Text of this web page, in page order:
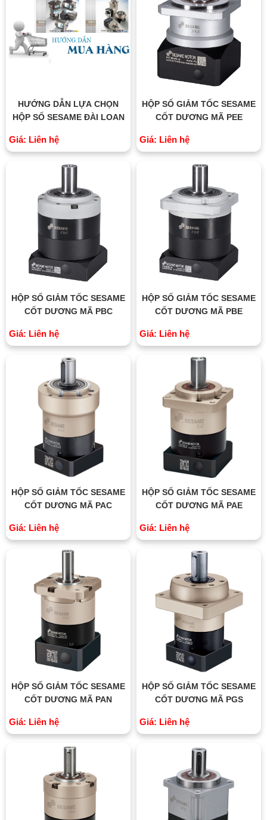
HƯỚNG DẪN LỰA CHỌN
HỘP SỐ SESAME ĐÀI LOAN
Giá: Liên hệ
HỘP SỐ GIẢM TỐC SESAME
CỐT DƯƠNG MÃ PEE
Giá: Liên hệ
HỘP SỐ GIẢM TỐC SESAME
CỐT DƯƠNG MÃ PBC
Giá: Liên hệ
HỘP SỐ GIẢM TỐC SESAME
CỐT DƯƠNG MÃ PBE
Giá: Liên hệ
HỘP SỐ GIẢM TỐC SESAME
CỐT DƯƠNG MÃ PAC
Giá: Liên hệ
HỘP SỐ GIẢM TỐC SESAME
CỐT DƯƠNG MÃ PAE
Giá: Liên hệ
HỘP SỐ GIẢM TỐC SESAME
CỐT DƯƠNG MÃ PAN
Giá: Liên hệ
HỘP SỐ GIẢM TỐC SESAME
CỐT DƯƠNG MÃ PGS
Giá: Liên hệ